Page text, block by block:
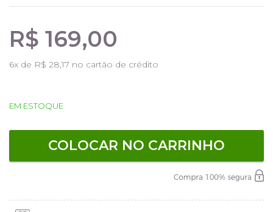
R$ 169,00
6x de R$ 28,17 no cartão de crédito
EM ESTOQUE
COLOCAR NO CARRINHO